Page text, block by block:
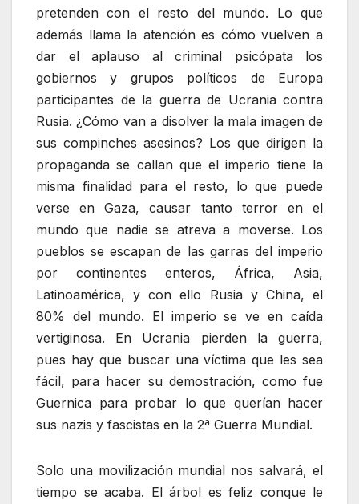
pretenden con el resto del mundo. Lo que
además llama la atención es cómo vuelven a
dar el aplauso al criminal psicópata los
gobiernos y grupos políticos de Europa
participantes de la guerra de Ucrania contra
Rusia. ¿Cómo van a disolver la mala imagen de
sus compinches asesinos? Los que dirigen la
propaganda se callan que el imperio tiene la
misma finalidad para el resto, lo que puede
verse en Gaza, causar tanto terror en el
mundo que nadie se atreva a moverse. Los
pueblos se escapan de las garras del imperio
por continentes enteros, África, Asia,
Latinoamérica, y con ello Rusia y China, el
80% del mundo. El imperio se ve en caída
vertiginosa. En Ucrania pierden la guerra,
pues hay que buscar una víctima que les sea
fácil, para hacer su demostración, como fue
Guernica para probar lo que querían hacer
sus nazis y fascistas en la 2ª Guerra Mundial.
Solo una movilización mundial nos salvará, el
tiempo se acaba. El árbol es feliz conque le